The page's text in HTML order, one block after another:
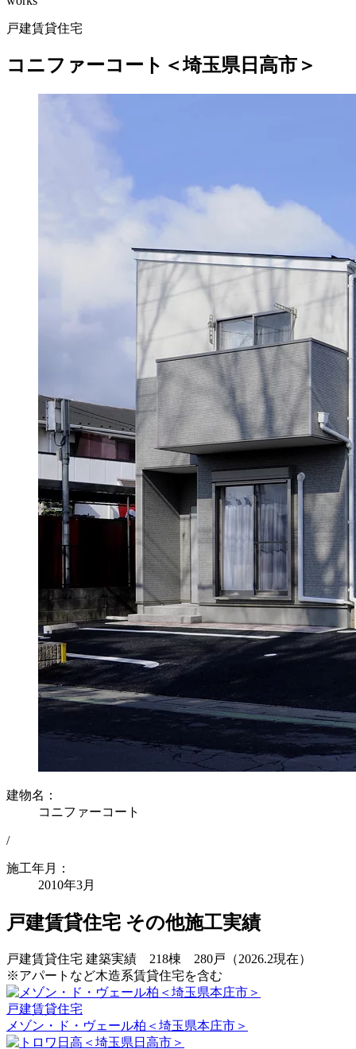
戸建賃貸住宅
コニファーコート＜埼玉県日高市＞
建物名：
コニファーコート
/
施工年月：
2010年3月
戸建賃貸住宅 その他施工実績
戸建賃貸住宅 建築実績 218棟 280戸（2026.2現在）
※アパートなど木造系賃貸住宅を含む
戸建賃貸住宅
メゾン・ド・ヴェール柏＜埼玉県本庄市＞